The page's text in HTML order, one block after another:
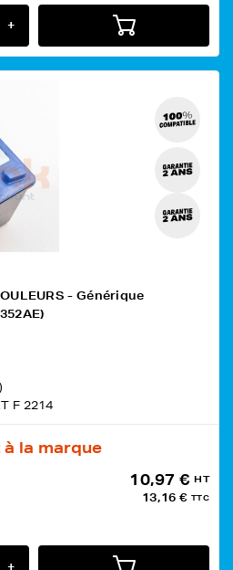
+
- Générique
F 2214
la marque
10,97 € HT
13,16 € TTC
+